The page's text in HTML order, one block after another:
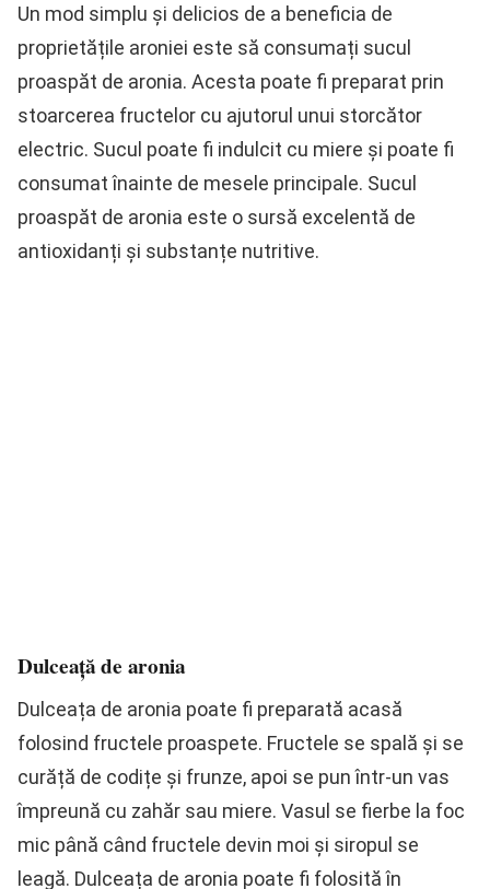
Un mod simplu și delicios de a beneficia de
proprietățile aroniei este să consumați sucul
proaspăt de aronia. Acesta poate fi preparat prin
stoarcerea fructelor cu ajutorul unui storcător
electric. Sucul poate fi indulcit cu miere și poate fi
consumat înainte de mesele principale. Sucul
proaspăt de aronia este o sursă excelentă de
antioxidanți și substanțe nutritive.
Dulceață de aronia
Dulceața de aronia poate fi preparată acasă
folosind fructele proaspete. Fructele se spală și se
curăță de codițe și frunze, apoi se pun într-un vas
împreună cu zahăr sau miere. Vasul se fierbe la foc
mic până când fructele devin moi și siropul se
leagă. Dulceața de aronia poate fi folosită în